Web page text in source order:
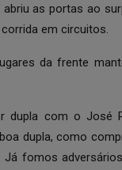
as portas ao
em circuitos.
da frente
dupla com o José
dupla, como
fomos